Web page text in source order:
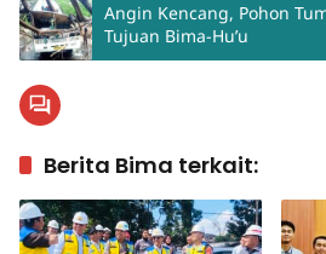
Angin Kencang, Pohon
Tujuan Bima-Hu’u
Berita Bima terkait: